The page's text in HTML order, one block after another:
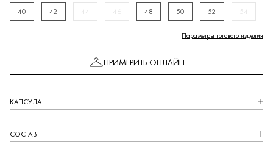
40 42 44 46 48 50 52 54
Параметры готового изделия
ПРИМЕРИТЬ ОНЛАЙН
КАПCУЛА
СОСТАВ